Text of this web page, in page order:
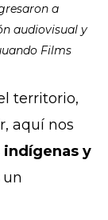
a
audiovisual y
Films
territorio,
aquí nos
indígenas y